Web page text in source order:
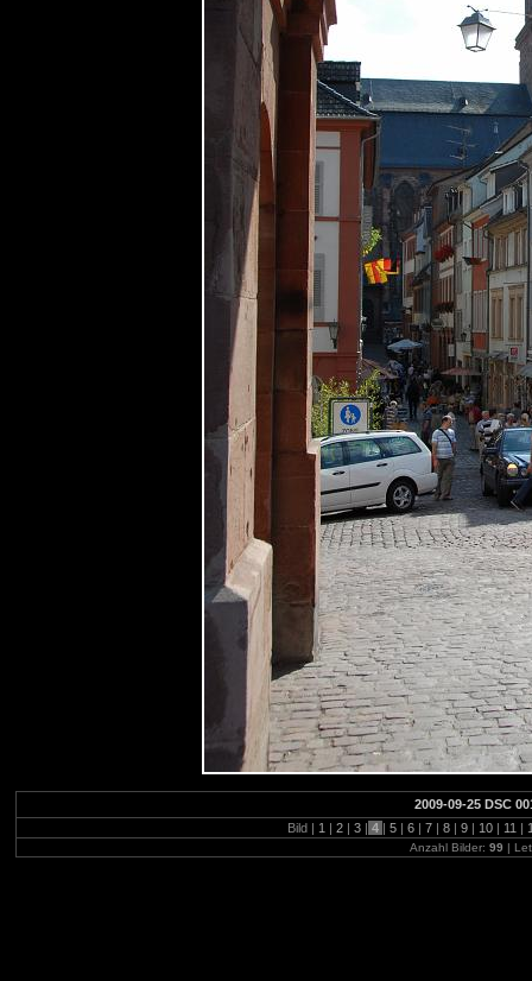
2009-09-25 DSC
Bild | 1 | 2 | 3 | 4 | 5 | 6 | 7 | 8 | 9 | 10 | 11 |
Anzahl Bilder: 99 |